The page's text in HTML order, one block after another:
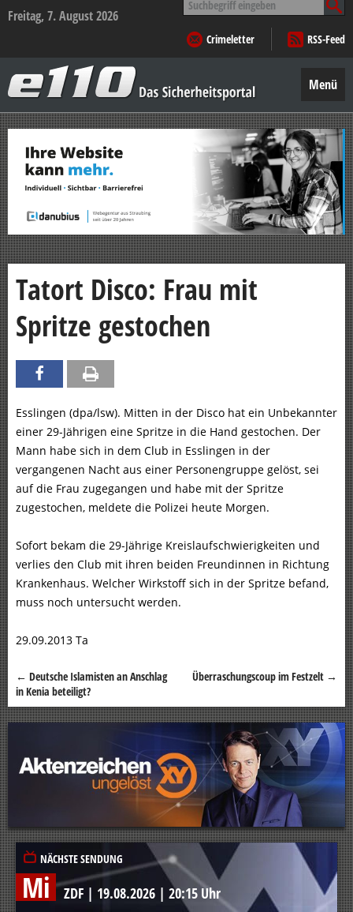
Freitag, 7. August 2026
nach:
Crimeletter
RSS-Feed
–
Das
Sicherheitsportal
Menü
Zum
Inhalt
springen
Tatort Disco: Frau mit
Spritze gestochen
Esslingen (dpa/lsw). Mitten in der Disco hat ein Unbekannter
einer 29-Jährigen eine Spritze in die Hand gestochen. Der
Mann habe sich in dem Club in Esslingen in der
vergangenen Nacht aus einer Personengruppe gelöst, sei
auf die Frau zugegangen und habe mit der Spritze
zugestochen, meldete die Polizei heute Morgen.
Sofort bekam die 29-Jährige Kreislaufschwierigkeiten und
verlies den Club mit ihren beiden Freundinnen in Richtung
Krankenhaus. Welcher Wirkstoff sich in der Spritze befand,
muss noch untersucht werden.
29.09.2013 Ta
Beitragsnavigation
← Deutsche Islamisten an Anschlag
in Kenia beteiligt?
Überraschungscoup im Festzelt →
NÄCHSTE SENDUNG
Mi ZDF | 19.08.2026 | 20:15 Uhr